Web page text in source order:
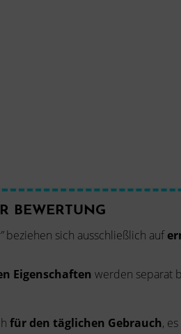
BEWERTUNG
beziehen sich ausschließlich auf
Eigenschaften werden separat
für den täglichen Gebrauch,